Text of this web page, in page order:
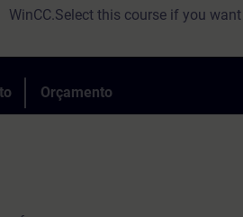
WinCC.Select this course if you
course aims to inform participants
performance scope of the
Orçamento